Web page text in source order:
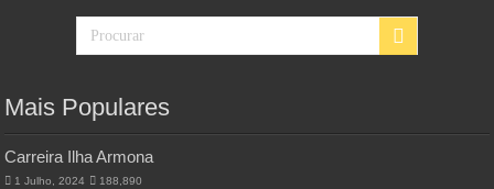
Mais Populares
Carreira Ilha Armona
1 Julho, 2024 188,890